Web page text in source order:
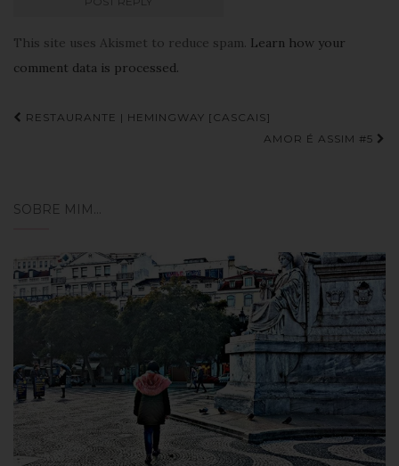
This site uses Akismet to reduce spam. Learn how your
comment data is processed.
Navegação
RESTAURANTE | HEMINGWAY [CASCAIS]
AMOR É ASSIM #5
SOBRE MIM…